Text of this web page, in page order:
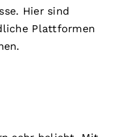
Hier sind
Plattformen